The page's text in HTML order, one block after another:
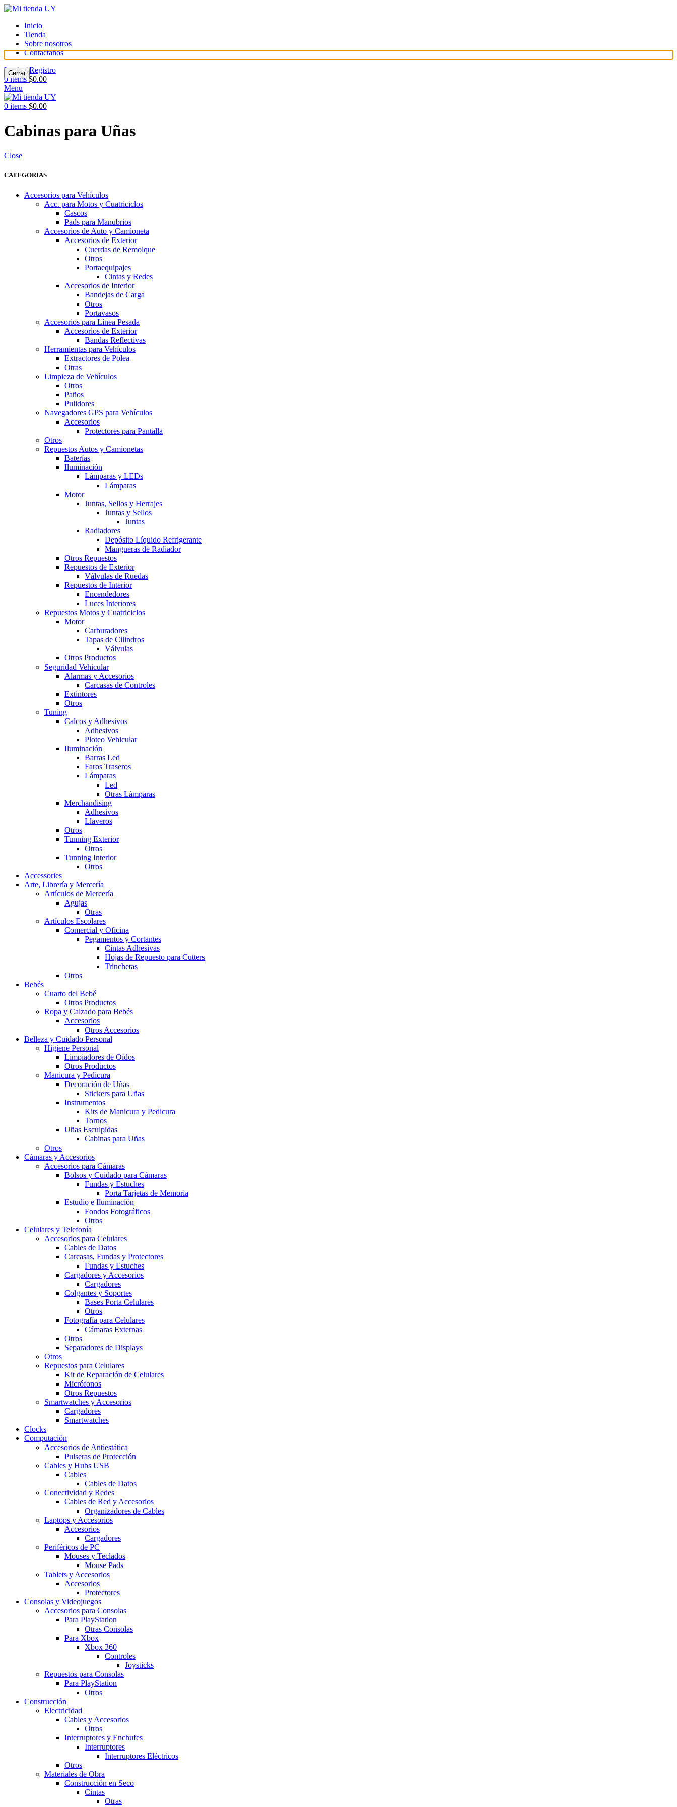
Inicio
Tienda
Sobre nosotros
Contáctanos
Login / Registro
0items $0.00
Menu
0 items $0.00
Cabinas para Uñas
Close
CATEGORIAS
Accesorios para Vehículos
Acc. para Motos y Cuatriciclos
Cascos
Pads para Manubrios
Accesorios de Auto y Camioneta
Accesorios de Exterior
Cuerdas de Remolque
Otros
Portaequipajes
Cintas y Redes
Accesorios de Interior
Bandejas de Carga
Otros
Portavasos
Accesorios para Línea Pesada
Accesorios de Exterior
Bandas Reflectivas
Herramientas para Vehículos
Extractores de Polea
Otras
Limpieza de Vehículos
Otros
Paños
Pulidores
Navegadores GPS para Vehículos
Accesorios
Protectores para Pantalla
Otros
Repuestos Autos y Camionetas
Baterías
Iluminación
Lámparas y LEDs
Lámparas
Motor
Juntas, Sellos y Herrajes
Juntas y Sellos
Juntas
Radiadores
Depósito Líquido Refrigerante
Mangueras de Radiador
Otros Repuestos
Repuestos de Exterior
Válvulas de Ruedas
Repuestos de Interior
Encendedores
Luces Interiores
Repuestos Motos y Cuatriciclos
Motor
Carburadores
Tapas de Cilindros
Válvulas
Otros Productos
Seguridad Vehicular
Alarmas y Accesorios
Carcasas de Controles
Extintores
Otros
Tuning
Calcos y Adhesivos
Adhesivos
Ploteo Vehicular
Iluminación
Barras Led
Faros Traseros
Lámparas
Led
Otras Lámparas
Merchandising
Adhesivos
Llaveros
Otros
Tunning Exterior
Otros
Tunning Interior
Otros
Accessories
Arte, Librería y Mercería
Artículos de Mercería
Agujas
Otras
Artículos Escolares
Comercial y Oficina
Pegamentos y Cortantes
Cintas Adhesivas
Hojas de Repuesto para Cutters
Trinchetas
Otros
Bebés
Cuarto del Bebé
Otros Productos
Ropa y Calzado para Bebés
Accesorios
Otros Accesorios
Belleza y Cuidado Personal
Higiene Personal
Limpiadores de Oídos
Otros Productos
Manicura y Pedicura
Decoración de Uñas
Stickers para Uñas
Instrumentos
Kits de Manicura y Pedicura
Tornos
Uñas Esculpidas
Cabinas para Uñas
Otros
Cámaras y Accesorios
Accesorios para Cámaras
Bolsos y Cuidado para Cámaras
Fundas y Estuches
Porta Tarjetas de Memoria
Estudio e Iluminación
Fondos Fotográficos
Otros
Celulares y Telefonía
Accesorios para Celulares
Cables de Datos
Carcasas, Fundas y Protectores
Fundas y Estuches
Cargadores y Accesorios
Cargadores
Colgantes y Soportes
Bases Porta Celulares
Otros
Fotografía para Celulares
Cámaras Externas
Otros
Separadores de Displays
Otros
Repuestos para Celulares
Kit de Reparación de Celulares
Micrófonos
Otros Repuestos
Smartwatches y Accesorios
Cargadores
Smartwatches
Clocks
Computación
Accesorios de Antiestática
Pulseras de Protección
Cables y Hubs USB
Cables
Cables de Datos
Conectividad y Redes
Cables de Red y Accesorios
Organizadores de Cables
Laptops y Accesorios
Accesorios
Cargadores
Periféricos de PC
Mouses y Teclados
Mouse Pads
Tablets y Accesorios
Accesorios
Protectores
Consolas y Videojuegos
Accesorios para Consolas
Para PlayStation
Otras Consolas
Para Xbox
Xbox 360
Controles
Joysticks
Repuestos para Consolas
Para PlayStation
Otros
Construcción
Electricidad
Cables y Accesorios
Otros
Interruptores y Enchufes
Interruptores
Interruptores Eléctricos
Otros
Materiales de Obra
Construcción en Seco
Cintas
Otras
Cerrar